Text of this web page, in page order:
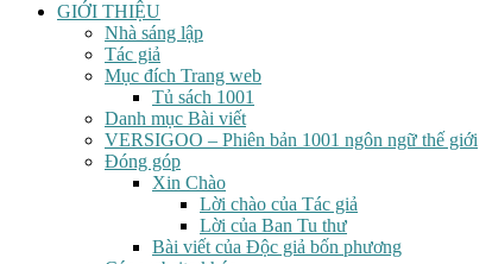
GIỚI THIỆU
Nhà sáng lập
Tác giả
Mục đích Trang web
Tủ sách 1001
Danh mục Bài viết
VERSIGOO – Phiên bản 1001 ngôn ngữ thế giới
Đóng góp
Xin Chào
Lời chào của Tác giả
Lời của Ban Tu thư
Bài viết của Độc giả bốn phương